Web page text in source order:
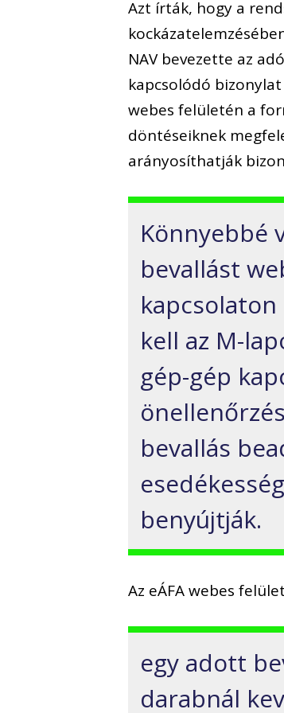
Azt írták, hogy a
NAV bevezette az
kapcsolódó
webes felületén a
döntéseiknek
arányosíthatják
Könnyebbé
bevallást
kell az M-
gép-gép
bevallás
benyújtják.
Az eÁFA webes
egy adott
darabnál